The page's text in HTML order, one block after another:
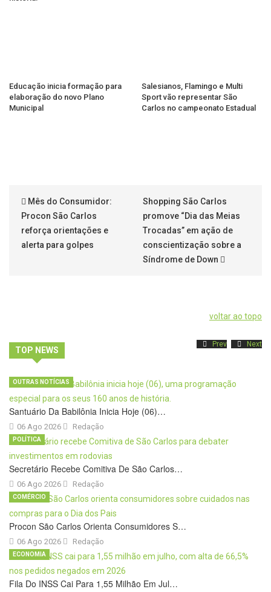
Educação inicia formação para
elaboração do novo Plano
Municipal
Salesianos, Flamingo e Multi
Sport vão representar São
Carlos no campeonato Estadual
Mês do Consumidor:
Procon São Carlos
reforça orientações e
alerta para golpes
Shopping São Carlos
promove “Dia das Meias
Trocadas” em ação de
conscientização sobre a
Síndrome de Down
voltar ao topo
TOP NEWS
Prev Next
Santuário Da Babilônia Inicia Hoje (06)…
06 Ago 2026
OUTRAS NOTÍCIAS
Redação
Secretário Recebe Comitiva De São Carlos…
06 Ago 2026
POLÍTICA
Redação
Procon São Carlos Orienta Consumidores S…
06 Ago 2026
COMÉRCIO
Redação
Fila Do INSS Cai Para 1,55 Milhão Em Jul…
ECONOMIA